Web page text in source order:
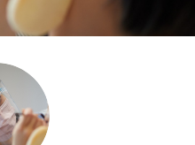
メイクアップコース